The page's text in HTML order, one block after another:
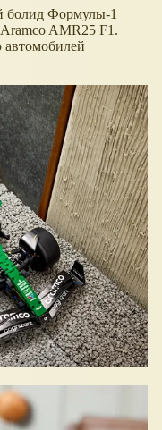
болид Формулы-1
AMR25 F1.